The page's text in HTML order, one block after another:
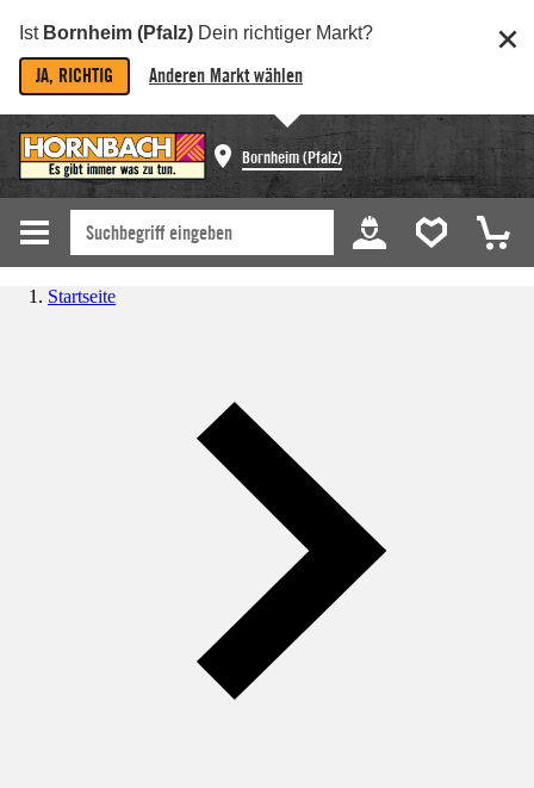
Ist Bornheim (Pfalz) Dein richtiger Markt?
JA, RICHTIG Anderen Markt wählen
Bornheim (Pfalz)
Startseite